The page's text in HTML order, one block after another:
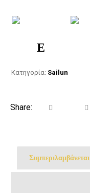
E
Κατηγορία: Sailun
Συμπεριλαμβάνεται